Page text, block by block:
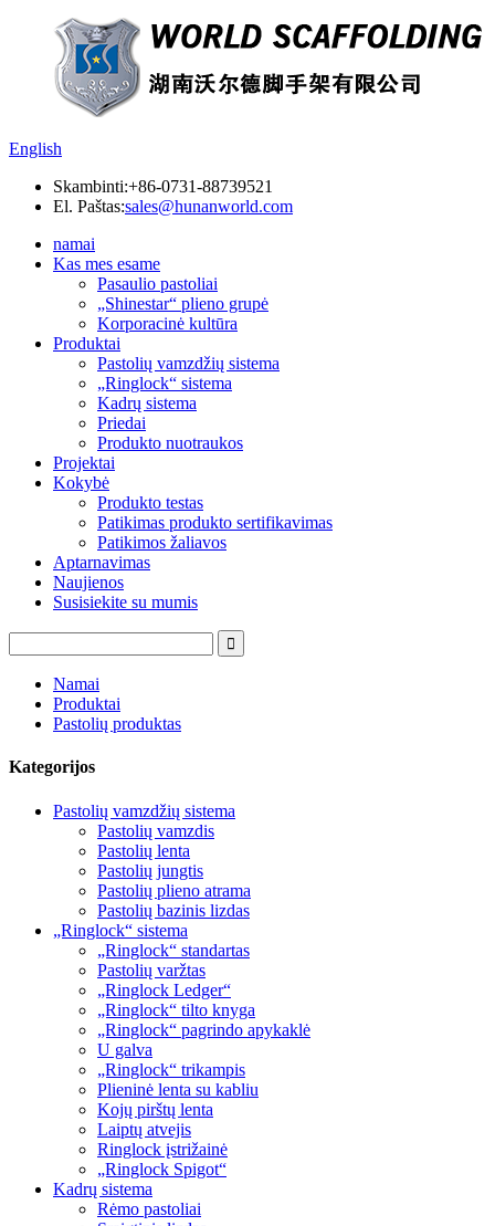
English
Skambinti:+86-0731-88739521
El. Paštas:sales@hunanworld.com
namai
Kas mes esame
Pasaulio pastoliai
„Shinestar“ plieno grupė
Korporacinė kultūra
Produktai
Pastolių vamzdžių sistema
„Ringlock“ sistema
Kadrų sistema
Priedai
Produkto nuotraukos
Projektai
Kokybė
Produkto testas
Patikimas produkto sertifikavimas
Patikimos žaliavos
Aptarnavimas
Naujienos
Susisiekite su mumis
Namai
Produktai
Pastolių produktas
Kategorijos
Pastolių vamzdžių sistema
Pastolių vamzdis
Pastolių lenta
Pastolių jungtis
Pastolių plieno atrama
Pastolių bazinis lizdas
„Ringlock“ sistema
„Ringlock“ standartas
Pastolių varžtas
„Ringlock Ledger“
„Ringlock“ tilto knyga
„Ringlock“ pagrindo apykaklė
U galva
„Ringlock“ trikampis
Plieninė lenta su kabliu
Kojų pirštų lenta
Laiptų atvejis
Ringlock įstrižainė
„Ringlock Spigot“
Kadrų sistema
Rėmo pastoliai